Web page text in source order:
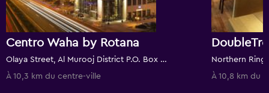
Centro Waha by Rotana
Olaya Street, Al Murooj District P.O. Box 103617 Riyadh, Riyad, Arabie saoudite
À 10,3 km du centre-ville
À 10,8 km du